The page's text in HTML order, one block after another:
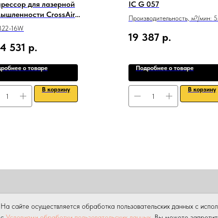
для лазерной
CrossAir
16W
16W
531 р.
о товаре
В корзину
IC G 057
Производительность, м?/мин:
19 387 р.
Подробнее о товаре
В корзину
Копирование материалов данного сайта без разрешения
На сайте осуществляется обработка пользовательских данных с